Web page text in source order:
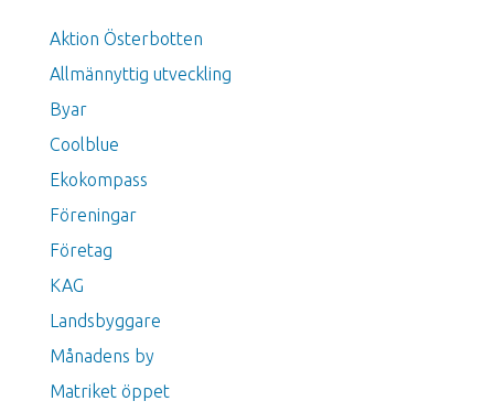
Aktion Österbotten
Allmännyttig utveckling
Byar
Coolblue
Ekokompass
Föreningar
Företag
KAG
Landsbyggare
Månadens by
Matriket öppet